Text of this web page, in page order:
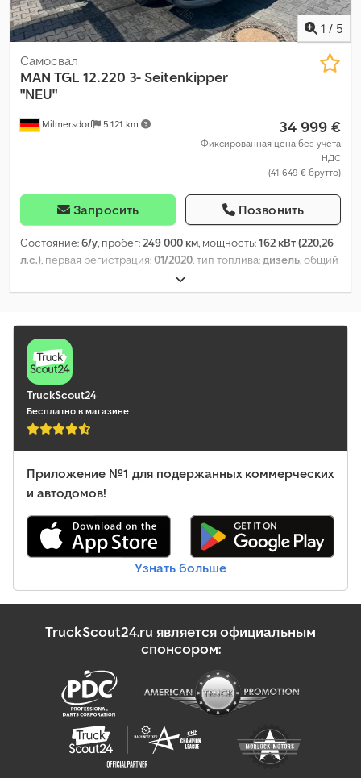
1 / 5
Milmersdorf 5 121 km
Самосвал
MAN TGL 12.220 3- Seitenkipper
"NEU"
34 999 €
Фиксированная цена без учета
НДС
(41 649 € брутто)
Запросить Позвонить
Состояние:б/у, пробег:249 000 км, мощность:162 кВт (220,26
л.с.), первая регистрация:01/2020, тип топлива:дизель, общий
, конфигурация осей:
тип передачи:механический, класс выбросов:Евро 6, длина
загрузки:2 300 мм, высота грузового отсека:500 мм, Год
выпуска:2020
фильтр,
TruckScout24
Бесплатно в магазине
Приложение №1 для подержанных коммерческих
и автодомов!
Узнать больше
TruckScout24.ru является официальным
спонсором: